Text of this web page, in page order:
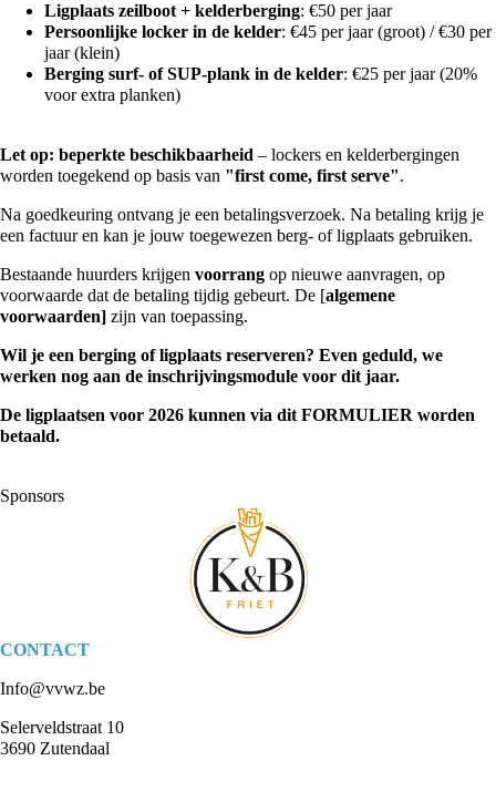
Ligplaats zeilboot + kelderberging: €50 per jaar
Persoonlijke locker in de kelder: €45 per jaar (groot) / €30 per
jaar (klein)
Berging surf- of SUP-plank in de kelder: €25 per jaar (20%
voor extra planken)
Let op: beperkte beschikbaarheid – lockers en kelderbergingen
worden toegekend op basis van "first come, first serve".
Na goedkeuring ontvang je een betalingsverzoek. Na betaling krijg je
een factuur en kan je jouw toegewezen berg- of ligplaats gebruiken.
Bestaande huurders krijgen voorrang op nieuwe aanvragen, op
voorwaarde dat de betaling tijdig gebeurt. De [algemene
voorwaarden] zijn van toepassing.
Wil je een berging of ligplaats reserveren? Even geduld, we
werken nog aan de inschrijvingsmodule voor dit jaar.
De ligplaatsen voor 2026 kunnen via dit FORMULIER worden
betaald.
Sponsors
CONTACT
Info@vvwz.be
Selerveldstraat 10
3690 Zutendaal